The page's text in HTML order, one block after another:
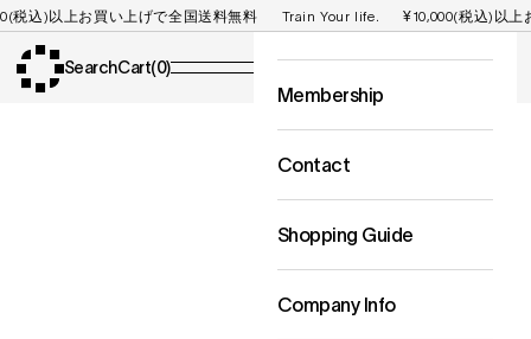
コンテンツへスキップ
お買い上げで全国送料無料 Train Your life. ¥10,000(税込)以上お買い上
ezobolic メニュー
SearchCart
Cart(0)
Storelist
Membership
Contact
Shopping Guide
Company Info